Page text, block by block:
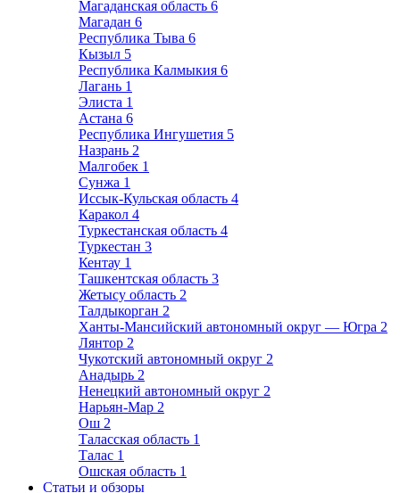
Магаданская область 6
Магадан 6
Республика Тыва 6
Кызыл 5
Республика Калмыкия 6
Лагань 1
Элиста 1
Астана 6
Республика Ингушетия 5
Назрань 2
Малгобек 1
Сунжа 1
Иссык-Кульская область 4
Каракол 4
Туркестанская область 4
Туркестан 3
Кентау 1
Ташкентская область 3
Жетысу область 2
Талдыкорган 2
Ханты-Мансийский автономный округ — Югра 2
Лянтор 2
Чукотский автономный округ 2
Анадырь 2
Ненецкий автономный округ 2
Нарьян-Мар 2
Ош 2
Таласская область 1
Талас 1
Ошская область 1
Статьи и обзоры